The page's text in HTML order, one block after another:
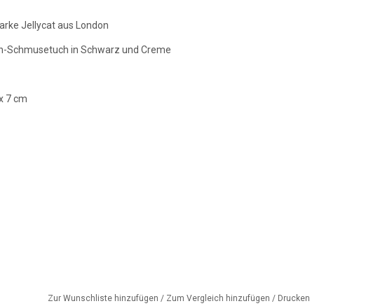
Jellycat aus London
Schmusetuch in Schwarz und Creme
7 cm
Zur Wunschliste hinzufügen / Zum Vergleich hinzufügen / Drucken